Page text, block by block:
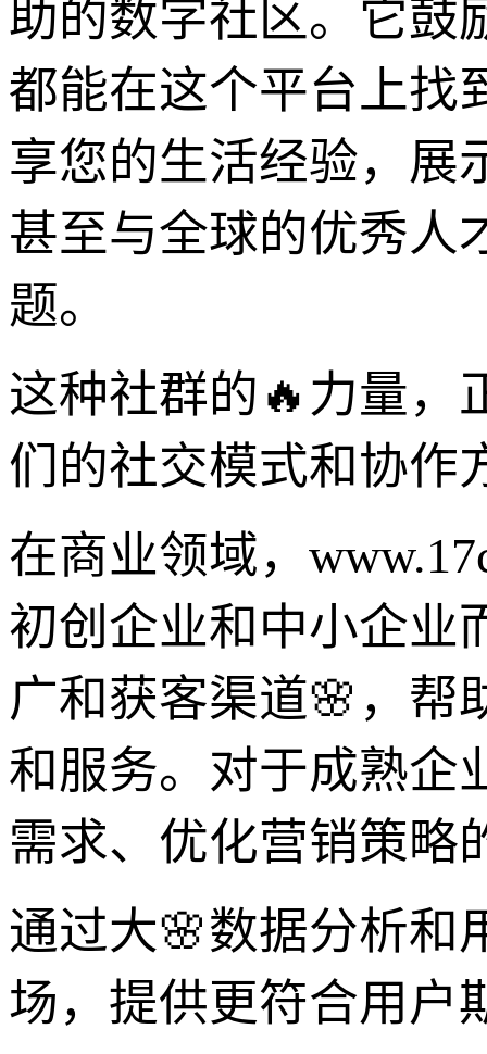
助的数字社区。它鼓
都能在这个平台上找
享您的生活经验，展
甚至与全球的优秀人
题。
这种社群的🔥力量，
们的社交模式和协作
在商业领域，
初创企业和中小企业
广和获客渠道🌸，帮
和服务。对于成熟企
需求、优化营销策略
通过大🌸数据分析和
场，提供更符合用户